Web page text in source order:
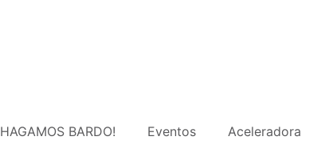
HAGAMOS BARDO! Eventos Aceleradora